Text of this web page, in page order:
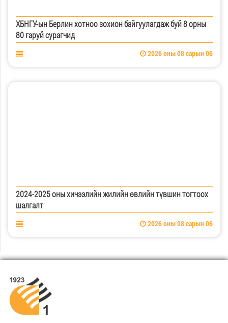
ХБНГУ-ын Берлин хотноо зохион байгуулагдаж буй 8 орны
80 гаруй сурагчид
2026 оны 08 сарын 06
2024-2025 оны хичээлийн жилийн өвлийн түвшин тогтоох
шалгалт
2026 оны 08 сарын 06